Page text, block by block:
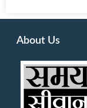
About Us